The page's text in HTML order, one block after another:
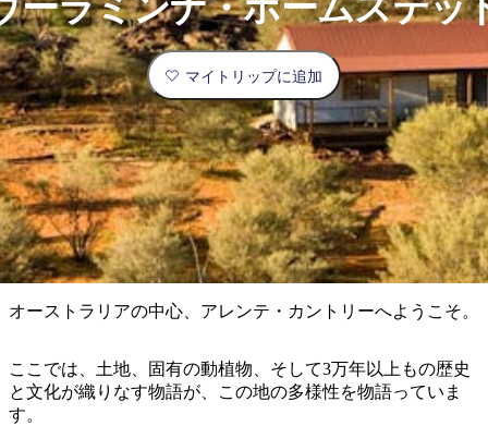
ー
シ
ョ
ン
エ
リ
ア
気
が
高
い
場
所
ア
ウ
ト
バ
ッ
ク
ア
ク
体
験
旅
行
タ
イ
プ
地
で
計
画
と
予
約
実
用
的
な
情
報
ーラミンナ・ホームステッ
マイトリップに追加
オーストラリアの中心、アレンテ・カントリーへようこそ。
ここでは、土地、固有の動植物、そして3万年以上もの歴史
と文化が織りなす物語が、この地の多様性を物語っていま
す。